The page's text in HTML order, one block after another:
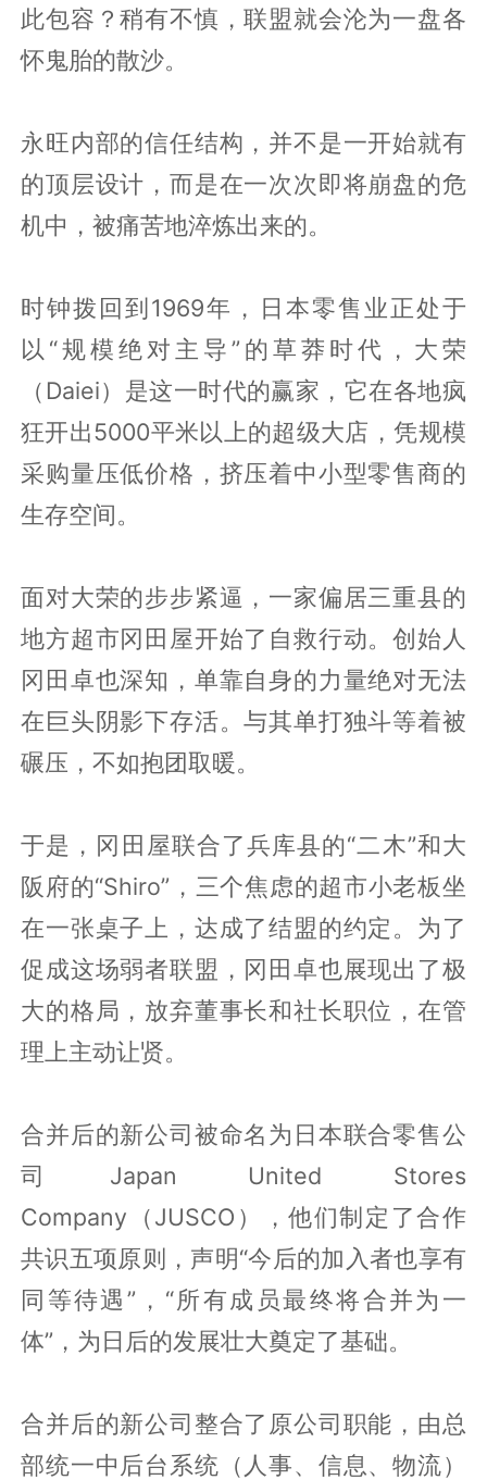
此包容？稍有不慎，联盟就会沦为一盘各
怀鬼胎的散沙。
永旺内部的信任结构，并不是一开始就有
的顶层设计，而是在一次次即将崩盘的危
机中，被痛苦地淬炼出来的。
时钟拨回到1969年，日本零售业正处于
以“规模绝对主导”的草莽时代，大荣
（Daiei）是这一时代的赢家，它在各地疯
狂开出5000平米以上的超级大店，凭规模
采购量压低价格，挤压着中小型零售商的
生存空间。
面对大荣的步步紧逼，一家偏居三重县的
地方超市冈田屋开始了自救行动。创始人
冈田卓也深知，单靠自身的力量绝对无法
在巨头阴影下存活。与其单打独斗等着被
碾压，不如抱团取暖。
于是，冈田屋联合了兵库县的“二木”和大
阪府的“Shiro”，三个焦虑的超市小老板坐
在一张桌子上，达成了结盟的约定。为了
促成这场弱者联盟，冈田卓也展现出了极
大的格局，放弃董事长和社长职位，在管
理上主动让贤。
合并后的新公司被命名为日本联合零售公
司Japan United Stores
Company（JUSCO），他们制定了合作
共识五项原则，声明“今后的加入者也享有
同等待遇”，“所有成员最终将合并为一
体”，为日后的发展壮大奠定了基础。
合并后的新公司整合了原公司职能，由总
部统一中后台系统（人事、信息、物流）